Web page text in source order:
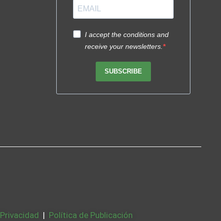
I accept the conditions and
receive your newsletters.
SUBSCRIBE
| Política de Publicación